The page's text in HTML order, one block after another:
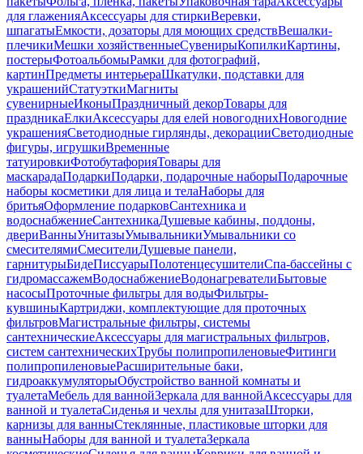
для глаженияАксессуары для стиркиВеревки,
шпагатыЕмкости, дозаторы для моющих средствВешалки-
плечикиМешки хозяйственныеСувенирыКопилкиКартины,
постерыФотоальбомыРамки для фотографий,
картинПредметы интерьераШкатулки, подставки для
украшенийСтатуэткиМагниты
сувенирныеИконыПраздничный декорТовары для
праздникаЕлкиАксессуары для елей новогоднихНовогодние
украшенияСветодиодные гирлянды, декорацииСветодиодные
фигуры, игрушкиВременные
татуировкиФотобутафорияТовары для
маскарадаПодаркиПодарки, подарочные наборыПодарочные
наборы косметики для лица и телаНаборы для
бритьяОформление подарковСантехника и
водоснабжениеСантехникаДушевые кабины, поддоны,
двериВанныУнитазыУмывальникиУмывальники со
смесителямиСмесителиДушевые панели,
гарнитурыБидеПиссуарыПолотенцесушителиСпа-бассейны с
гидромассажемВодоснабжениеВодонагревателиБытовые
насосыПроточные фильтры для водыФильтры-
кувшиныКартриджи, комплектующие для проточных
фильтровМагистральные фильтры, системы
сантехническиеАксессуары для магистральных фильтров,
систем сантехническихТрубы полипропиленовыеФитинги
полипропиленовыеРасширительные баки,
гидроаккумуляторыОбустройство ванной комнаты и
туалетаМебель для ваннойЗеркала для ваннойАксессуары для
ванной и туалетаСиденья и чехлы для унитазаШторки,
карнизы для ванныСтеклянные, пластиковые шторки для
ванныНаборы для ванной и туалетаЗеркала